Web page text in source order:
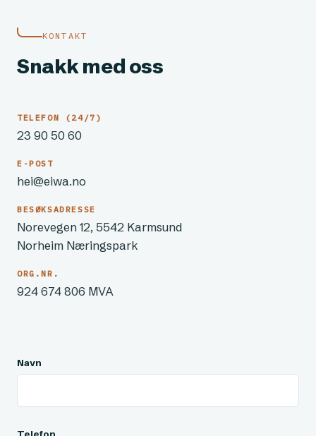
KONTAKT
Snakk med oss
TELEFON (24/7)
23 90 50 60
E-POST
hei@eiwa.no
BESØKSADRESSE
Norevegen 12, 5542 Karmsund
Norheim Næringspark
ORG.NR.
924 674 806 MVA
Navn